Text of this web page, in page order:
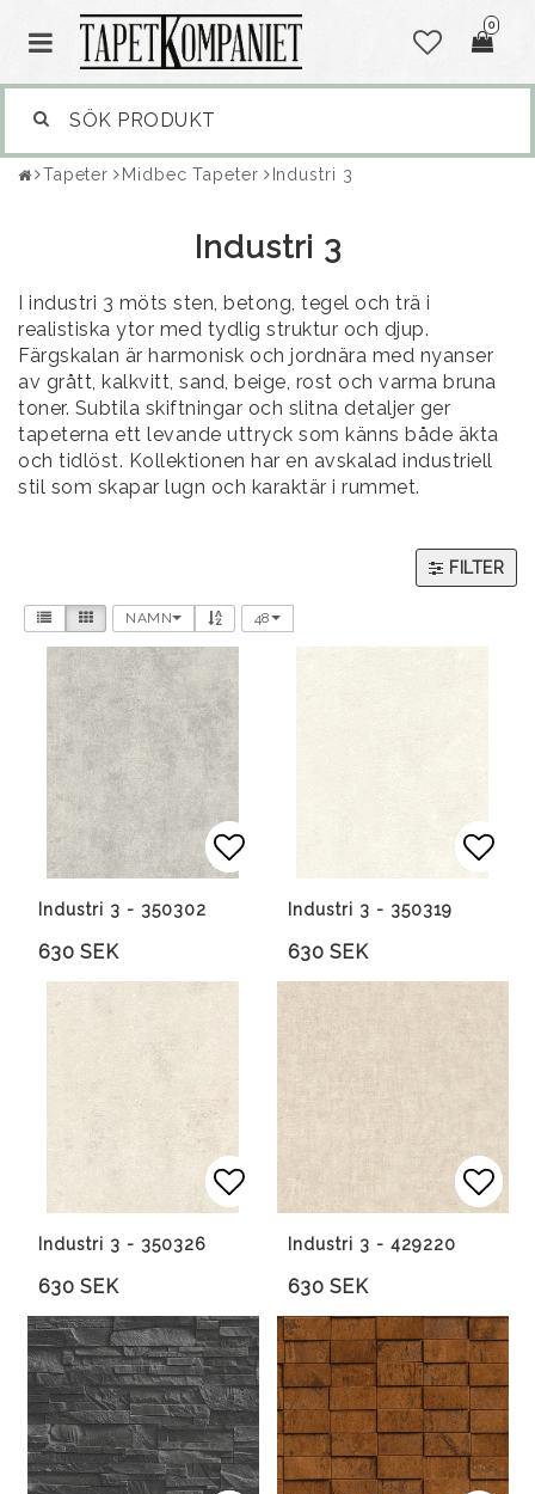
0
Tapeter Midbec Tapeter Industri 3
Industri 3
I industri 3 möts sten, betong, tegel och trä i
realistiska ytor med tydlig struktur och djup.
Färgskalan är harmonisk och jordnära med nyanser
av grått, kalkvitt, sand, beige, rost och varma bruna
toner. Subtila skiftningar och slitna detaljer ger
tapeterna ett levande uttryck som känns både äkta
och tidlöst. Kollektionen har en avskalad industriell
stil som skapar lugn och karaktär i rummet.
FILTER
NAMN 48
Lägg till i favoritlistan
Lägg till i favoritlistan
Industri 3 - 350302
630 SEK
Industri 3 - 350319
630 SEK
Lägg till i favoritlistan
Lägg till i favoritlistan
Industri 3 - 350326
630 SEK
Industri 3 - 429220
630 SEK